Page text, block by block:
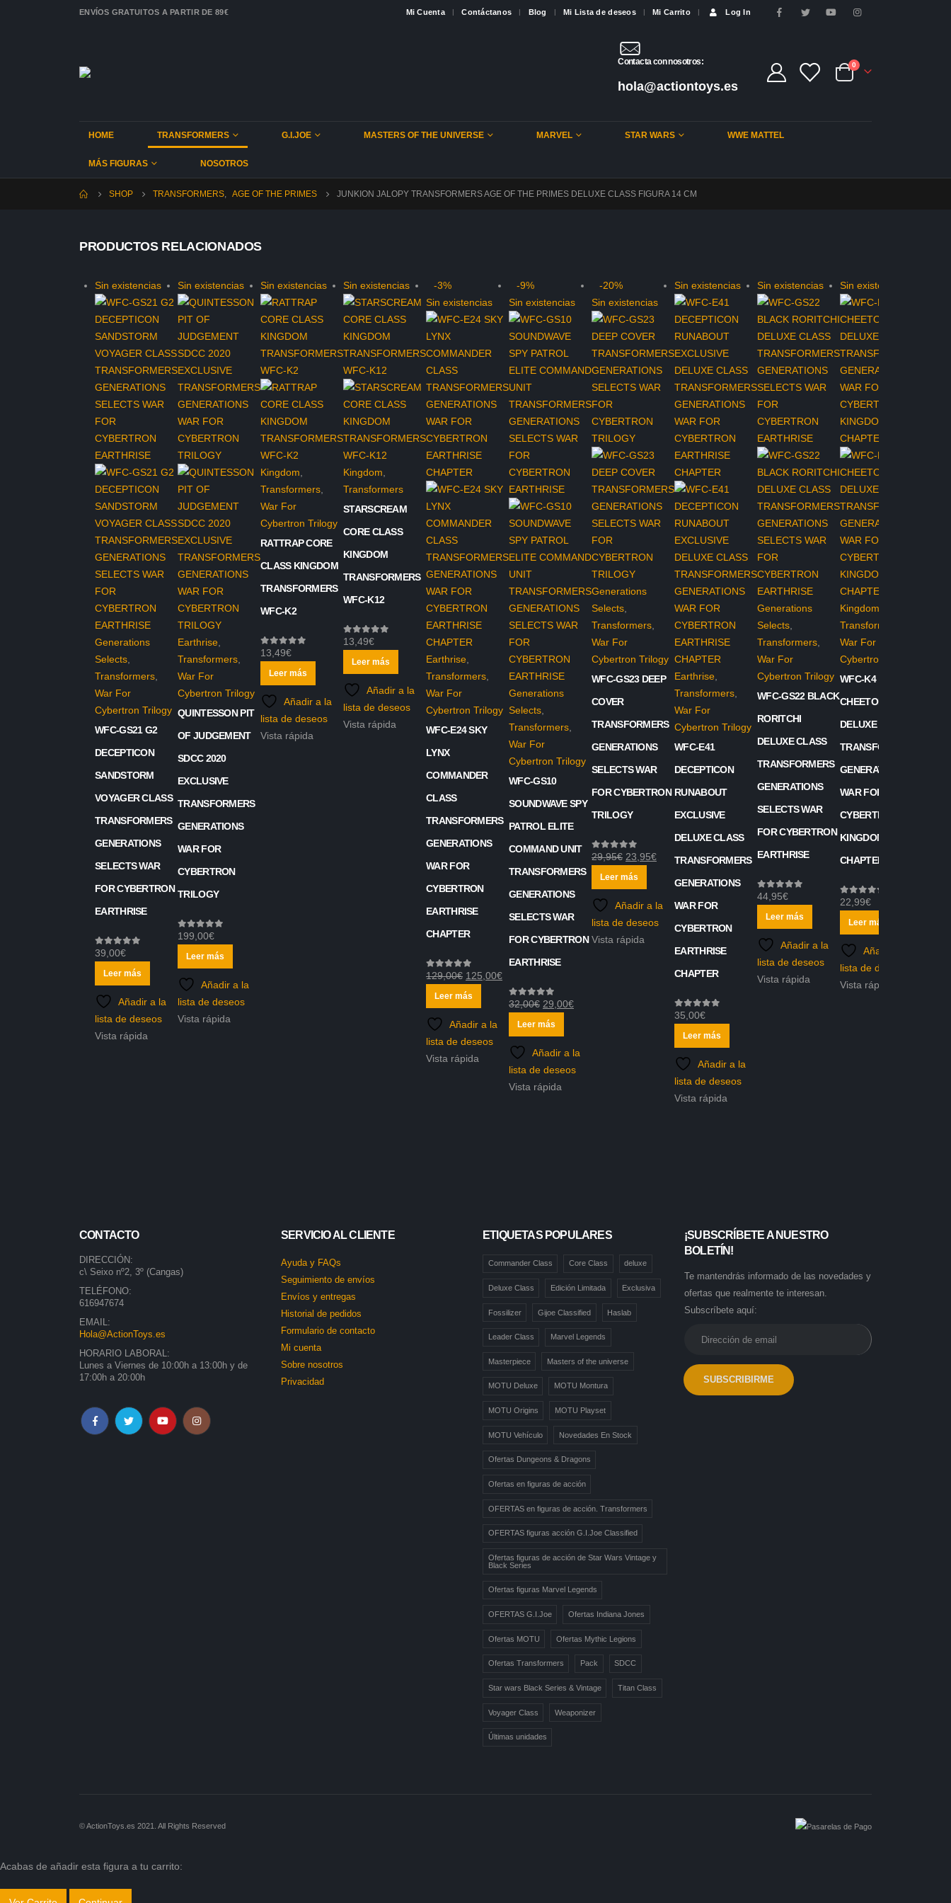
ENVÍOS GRATUITOS A PARTIR DE 89€ Mi Cuenta Contáctanos Blog Mi Lista de deseos Mi Carrito Log In
Contacta con nosotros:
hola@actiontoys.es
0
HOME TRANSFORMERS G.I.JOE MASTERS OF THE UNIVERSE MARVEL STAR WARS WWE MATTEL
MÁS FIGURAS NOSOTROS
SHOP TRANSFORMERS, AGE OF THE PRIMES JUNKION JALOPY TRANSFORMERS AGE OF THE PRIMES DELUXE CLASS FIGURA 14 CM
PRODUCTOS RELACIONADOS
Sin existencias
Generations
Selects,
Transformers,
War For
Cybertron Trilogy
WFC-GS21 G2
DECEPTICON
SANDSTORM
VOYAGER CLASS
TRANSFORMERS
GENERATIONS
SELECTS WAR
FOR CYBERTRON
EARTHRISE
0out of 5
39,00€
Leer más
Añadir a la
lista de deseos
Vista rápida
Sin existencias
Earthrise,
Transformers,
War For
Cybertron Trilogy
QUINTESSON PIT
OF JUDGEMENT
SDCC 2020
EXCLUSIVE
TRANSFORMERS
GENERATIONS
WAR FOR
CYBERTRON
TRILOGY
0 out of 5
199,00€
Leer más
Añadir a la
lista de deseos
Vista rápida
Sin existencias
Kingdom,
Transformers,
War For
Cybertron Trilogy
RATTRAP CORE
CLASS KINGDOM
TRANSFORMERS
WFC-K2
0 out of 5
13,49€
Leer más
Añadir a la
lista de deseos
Vista rápida
Sin existencias
Kingdom,
Transformers
STARSCREAM
CORE CLASS
KINGDOM
TRANSFORMERS
WFC-K12
0 out of 5
13,49€
Leer más
Añadir a la
lista de deseos
Vista rápida
-3%
Sin existencias
Earthrise,
Transformers,
War For
Cybertron Trilogy
WFC-E24 SKY
LYNX
COMMANDER
CLASS
TRANSFORMERS
GENERATIONS
WAR FOR
CYBERTRON
EARTHRISE
CHAPTER
0out of 5
129,00€ El
precio
original
era:
129,00€.
125,00€El
precio
actual
125,00€.
Leer más
Añadir a la
lista de deseos
Vista rápida
-9%
Sin existencias
Generations
Selects,
Transformers,
War For
Cybertron Trilogy
WFC-GS10
SOUNDWAVE SPY
PATROL ELITE
COMMAND UNIT
TRANSFORMERS
GENERATIONS
SELECTS WAR
FOR CYBERTRON
EARTHRISE
0out of 5
32,00€ El
precio
original
era:
32,00€.
29,00€El
es:
29,00€.
Leer más
Añadir a la
lista de deseos
Vista rápida
-20%
Sin existencias
Generations
Selects,
Transformers,
War For
Cybertron Trilogy
WFC-GS23 DEEP
COVER
TRANSFORMERS
GENERATIONS
SELECTS WAR
FOR CYBERTRON
TRILOGY
0out of 5
29,95€ El
precio
original
era:
29,95€.
23,95€El
actual
es:
23,95€.
Leer más
Añadir a la
lista de deseos
Vista rápida
Sin existencias
Earthrise,
Transformers,
War For
Cybertron Trilogy
WFC-E41
DECEPTICON
RUNABOUT
EXCLUSIVE
DELUXE CLASS
TRANSFORMERS
GENERATIONS
WAR FOR
CYBERTRON
EARTHRISE
CHAPTER
0out of 5
35,00€
Leer más
Añadir a la
lista de deseos
Vista rápida
Sin existencias
Generations
Selects,
Transformers,
War For
Cybertron Trilogy
WFC-GS22 BLACK
RORITCHI
DELUXE CLASS
TRANSFORMERS
GENERATIONS
SELECTS WAR
FOR CYBERTRON
EARTHRISE
0 out of 5
44,95€
Leer más
Añadir a la
lista de deseos
Vista rápida
Sin existencias
Kingdom
Transformers
War For
Cybertron Trilogy
WFC-K4
CHEETOR
DELUXE CLASS
TRANSFORMERS
GENERATIONS
WAR FOR
CYBERTRON
KINGDOM
CHAPTER
0out of 5
22,99€
Leer más
Añadir a la
lista de deseos
Vista rápida
CONTACTO
DIRECCIÓN:
c\ Seixo nº2, 3º (Cangas)
TELÉFONO:
616947674
EMAIL:
Hola@ActionToys.es
HORARIO LABORAL:
Lunes a Viernes de 10:00h a 13:00h y de
17:00h a 20:00h
SERVICIO AL CLIENTE
Ayuda y FAQs
Seguimiento de envíos
Envíos y entregas
Historial de pedidos
Formulario de contacto
Mi cuenta
Sobre nosotros
Privacidad
ETIQUETAS POPULARES
Commander Class Core Class deluxe
Deluxe Class Edición Limitada Exclusiva
Fossilizer Gijoe Classified Haslab
Leader Class Marvel Legends
Masterpiece Masters of the universe
MOTU Deluxe MOTU Montura
MOTU Origins MOTU Playset
MOTU Vehículo Novedades En Stock
Ofertas Dungeons & Dragons
Ofertas en figuras de acción
OFERTAS en figuras de acción. Transformers
OFERTAS figuras acción G.I.Joe Classified
Ofertas figuras de acción de Star Wars Vintage y
Black Series
Ofertas figuras Marvel Legends
OFERTAS G.I.Joe Ofertas Indiana Jones
Ofertas MOTU Ofertas Mythic Legions
Ofertas Transformers Pack SDCC
Star wars Black Series & Vintage Titan Class
Voyager Class Weaponizer
Últimas unidades
¡SUBSCRÍBETE A NUESTRO
BOLETÍN!
Te mantendrás informado de las novedades y
ofertas que realmente te interesan.
Subscríbete aquí:
© ActionToys.es 2021. All Rights Reserved
Acabas de añadir esta figura a tu carrito: